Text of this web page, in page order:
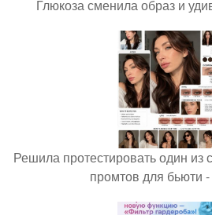
Глюкоза сменила образ и
Решила протестировать один из
промтов для бьюти